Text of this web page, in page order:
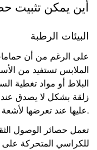
أين يمكن تثبيت
البيئات الرطبة
على الرغم من أن
الملابس تستفيد من
البلاط أو مواد تغطية
زلقة بشكل لا يصدق
عليها عند تعرضها لأشعة الشمس المباشرة.
تعمل حصائر الوصول
للكراسي المتحركة